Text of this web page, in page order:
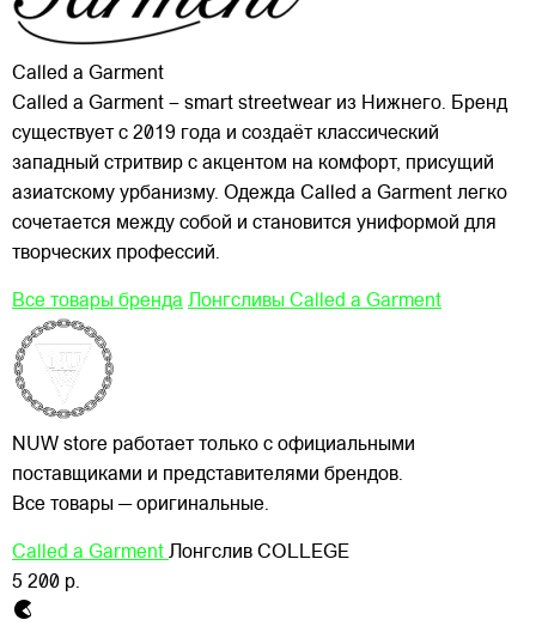
Called a Garment
Called a Garment – smart streetwear из Нижнего. Бренд
существует с 2019 года и создаёт классический
западный стритвир с акцентом на комфорт, присущий
азиатскому урбанизму. Одежда Called a Garment легко
сочетается между собой и становится униформой для
творческих профессий.
Все товары бренда Лонгсливы Called a Garment
NUW store работает только с официальными
поставщиками и представителями брендов.
Все товары — оригинальные.
Called a Garment Лонгслив COLLEGE
5 200 р.